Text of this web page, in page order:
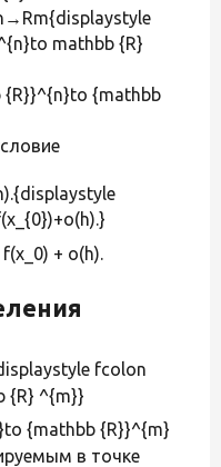
mathbb {R}
fcolon
{R} ^{m}}
в точке